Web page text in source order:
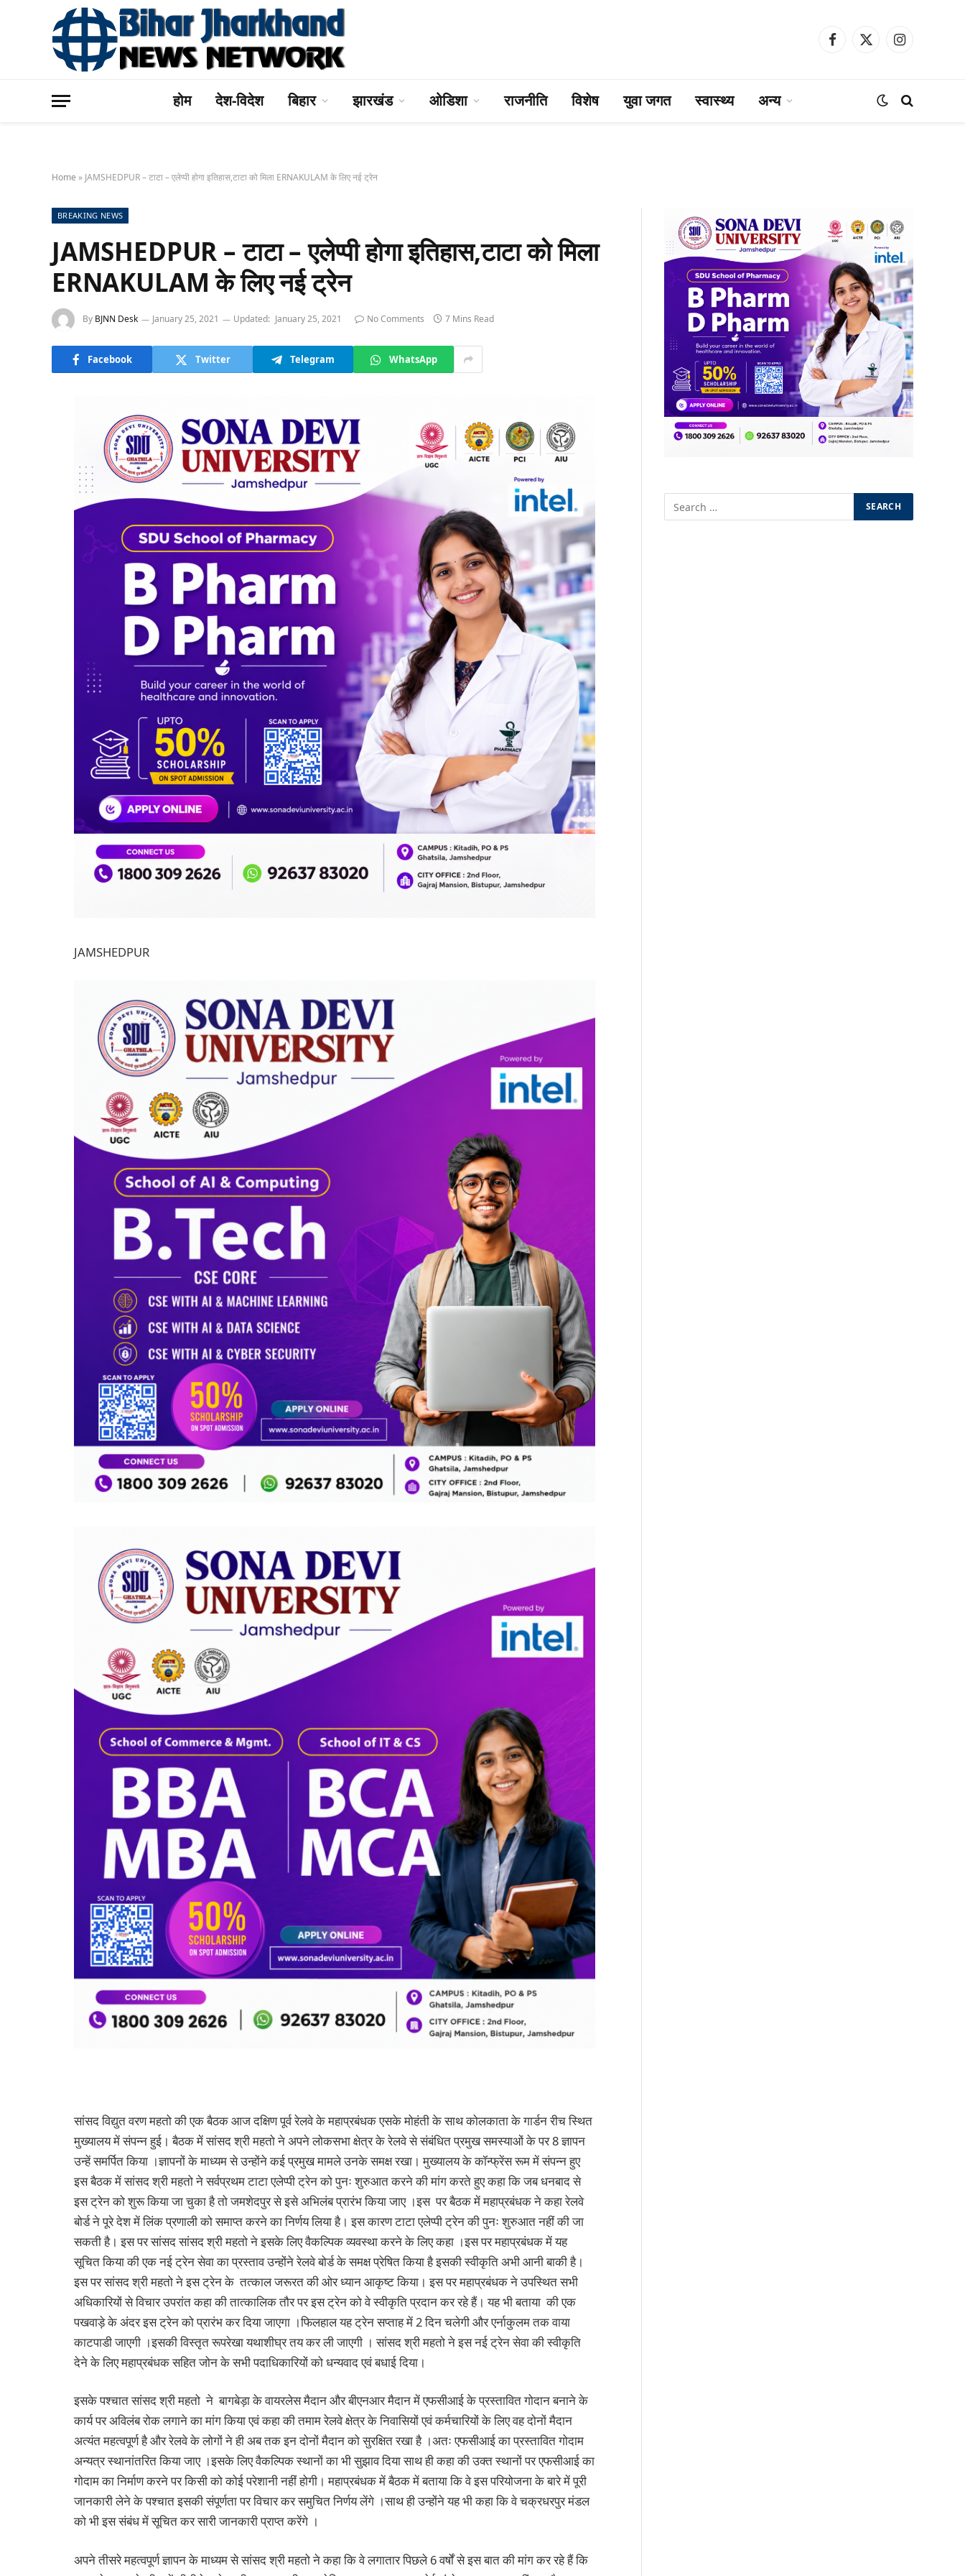
Facebook
X
Instagram
होम देश-विदेश बिहार झारखंड ओडिशा राजनीति विशेष युवा जगत स्वास्थ्य अन्य
Home » JAMSHEDPUR – टाटा – एलेप्पी होगा इतिहास,टाटा को मिला ERNAKULAM के लिए नई ट्रेन
BREAKING NEWS
JAMSHEDPUR – टाटा – एलेप्पी होगा इतिहास,टाटा को मिला
ERNAKULAM के लिए नई ट्रेन
By BJNN Desk January 25, 2021 Updated: January 25, 2021 No Comments 7 Mins Read
Facebook Twitter Telegram WhatsApp
JAMSHEDPUR
सांसद विद्युत वरण महतो की एक बैठक आज दक्षिण पूर्व रेलवे के महाप्रबंधक एसके मोहंती के साथ कोलकाता के गार्डन रीच स्थित
मुख्यालय में संपन्न हुई। बैठक में सांसद श्री महतो ने अपने लोकसभा क्षेत्र के रेलवे से संबंधित प्रमुख समस्याओं के पर 8 ज्ञापन
उन्हें समर्पित किया ।ज्ञापनों के माध्यम से उन्होंने कई प्रमुख मामले उनके समक्ष रखा। मुख्यालय के कॉन्फ्रेंस रूम में संपन्न हुए
इस बैठक में सांसद श्री महतो ने सर्वप्रथम टाटा एलेप्पी ट्रेन को पुनः शुरुआत करने की मांग करते हुए कहा कि जब धनबाद से
इस ट्रेन को शुरू किया जा चुका है तो जमशेदपुर से इसे अभिलंब प्रारंभ किया जाए ।इस पर बैठक में महाप्रबंधक ने कहा रेलवे
बोर्ड ने पूरे देश में लिंक प्रणाली को समाप्त करने का निर्णय लिया है। इस कारण टाटा एलेप्पी ट्रेन की पुनः शुरुआत नहीं की जा
सकती है। इस पर सांसद सांसद श्री महतो ने इसके लिए वैकल्पिक व्यवस्था करने के लिए कहा ।इस पर महाप्रबंधक में यह
सूचित किया की एक नई ट्रेन सेवा का प्रस्ताव उन्होंने रेलवे बोर्ड के समक्ष प्रेषित किया है इसकी स्वीकृति अभी आनी बाकी है।
इस पर सांसद श्री महतो ने इस ट्रेन के तत्काल जरूरत की ओर ध्यान आकृष्ट किया। इस पर महाप्रबंधक ने उपस्थित सभी
अधिकारियों से विचार उपरांत कहा की तात्कालिक तौर पर इस ट्रेन को वे स्वीकृति प्रदान कर रहे हैं। यह भी बताया की एक
पखवाड़े के अंदर इस ट्रेन को प्रारंभ कर दिया जाएगा ।फिलहाल यह ट्रेन सप्ताह में 2 दिन चलेगी और एर्नाकुलम तक वाया
काटपाडी जाएगी ।इसकी विस्तृत रूपरेखा यथाशीघ्र तय कर ली जाएगी । सांसद श्री महतो ने इस नई ट्रेन सेवा की स्वीकृति
देने के लिए महाप्रबंधक सहित जोन के सभी पदाधिकारियों को धन्यवाद एवं बधाई दिया।
इसके पश्चात सांसद श्री महतो ने बागबेड़ा के वायरलेस मैदान और बीएनआर मैदान में एफसीआई के प्रस्तावित गोदान बनाने के
कार्य पर अविलंब रोक लगाने का मांग किया एवं कहा की तमाम रेलवे क्षेत्र के निवासियों एवं कर्मचारियों के लिए वह दोनों मैदान
अत्यंत महत्वपूर्ण है और रेलवे के लोगों ने ही अब तक इन दोनों मैदान को सुरक्षित रखा है ।अतः एफसीआई का प्रस्तावित गोदाम
अन्यत्र स्थानांतरित किया जाए ।इसके लिए वैकल्पिक स्थानों का भी सुझाव दिया साथ ही कहा की उक्त स्थानों पर एफसीआई का
गोदाम का निर्माण करने पर किसी को कोई परेशानी नहीं होगी। महाप्रबंधक में बैठक में बताया कि वे इस परियोजना के बारे में पूरी
जानकारी लेने के पश्चात इसकी संपूर्णता पर विचार कर समुचित निर्णय लेंगे ।साथ ही उन्होंने यह भी कहा कि वे चक्रधरपुर मंडल
को भी इस संबंध में सूचित कर सारी जानकारी प्राप्त करेंगे ।
अपने तीसरे महत्वपूर्ण ज्ञापन के माध्यम से सांसद श्री महतो ने कहा कि वे लगातार पिछले 6 वर्षों से इस बात की मांग कर रहे हैं कि